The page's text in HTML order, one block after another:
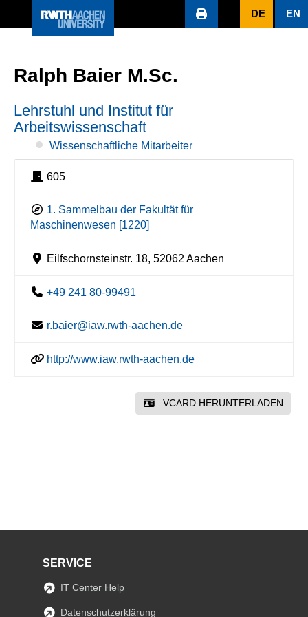
DE EN
Ralph Baier M.Sc.
Lehrstuhl und Institut für
Arbeitswissenschaft
Wissenschaftliche Mitarbeiter
605
1. Sammelbau der Fakultät für
Maschinenwesen [1220]
Eilfschornsteinstr. 18, 52062 Aachen
+49 241 80-99491
r.baier@iaw.rwth-aachen.de
http://www.iaw.rwth-aachen.de
VCARD HERUNTERLADEN
SERVICE
IT Center Help
Datenschutzerklärung